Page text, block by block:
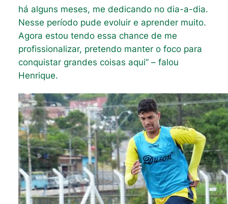
há alguns meses, me dedicando no dia-a-dia.
Nesse período pude evoluir e aprender muito.
Agora estou tendo essa chance de me
profissionalizar, pretendo manter o foco para
conquistar grandes coisas aqui” – falou
Henrique.